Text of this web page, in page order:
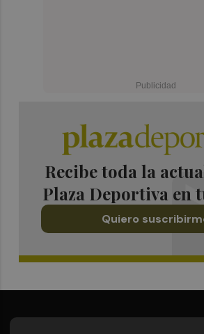
Recibe toda la
Plaza Deportiva en
Quiero